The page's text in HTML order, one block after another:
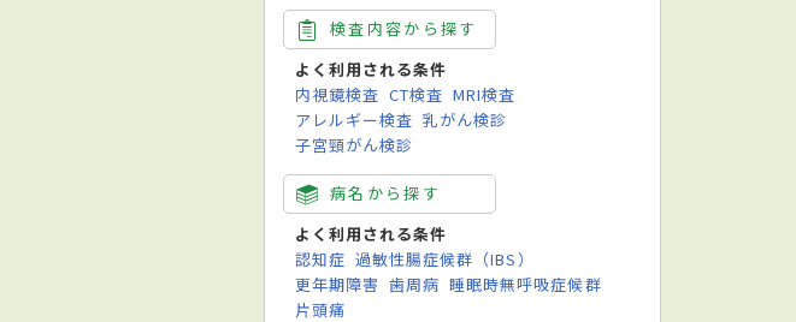
検査内容から探す
よく利用される条件
内視鏡検査 CT検査 MRI検査
アレルギー検査 乳がん検診
子宮頸がん検診
病名から探す
よく利用される条件
認知症 過敏性腸症候群（IBS）
更年期障害 歯周病 睡眠時無呼吸症候群
片頭痛